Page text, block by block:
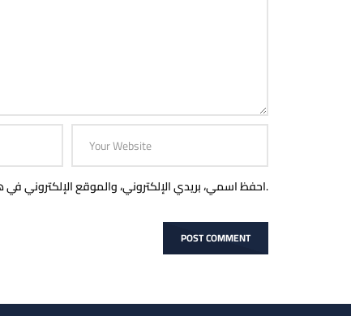
احفظ اسمي، بريدي الإلكتروني، والموقع الإلكتروني في هذا المتصفح لاستخدامها المرة المقبلة في تعليقي.